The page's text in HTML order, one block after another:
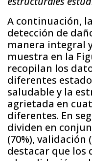
A continuación,
detección de
manera integral
muestra en la
recopilan los
diferentes
saludable y la
agrietada en
diferentes. En
dividen en
(70%), validación
destacar que